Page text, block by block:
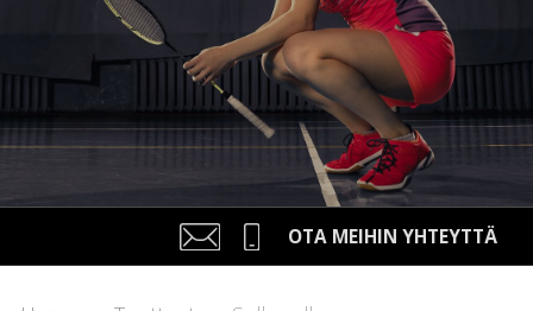
OTA MEIHIN YHTEYTTÄ
Kari Arponen